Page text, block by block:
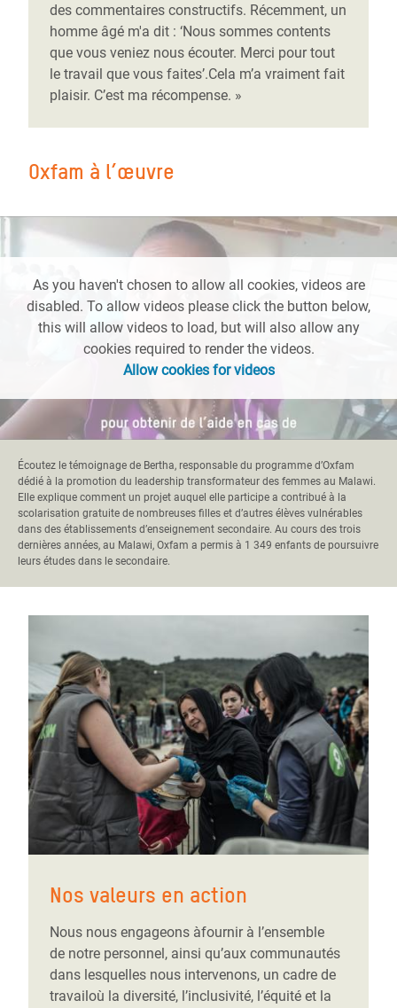
des commentaires constructifs. Récemment, un
homme âgé m'a dit : ‘Nous sommes contents
que vous veniez nous écouter. Merci pour tout
le travail que vous faites’.Cela m’a vraiment fait
plaisir. C’est ma récompense. »
Oxfam à l’œuvre
As you haven't chosen to allow all cookies, videos are
disabled. To allow videos please click the button below,
this will allow videos to load, but will also allow any
cookies required to render the videos.
Allow cookies for videos
Écoutez le témoignage de Bertha, responsable du programme d’Oxfam
dédié à la promotion du leadership transformateur des femmes au Malawi.
Elle explique comment un projet auquel elle participe a contribué à la
scolarisation gratuite de nombreuses filles et d’autres élèves vulnérables
dans des établissements d’enseignement secondaire. Au cours des trois
dernières années, au Malawi, Oxfam a permis à 1 349 enfants de poursuivre
leurs études dans le secondaire.
Nos valeurs en action
Nous nous engageons àfournir à l’ensemble
de notre personnel, ainsi qu’aux communautés
dans lesquelles nous intervenons, un cadre de
travailoù la diversité, l’inclusivité, l’équité et la